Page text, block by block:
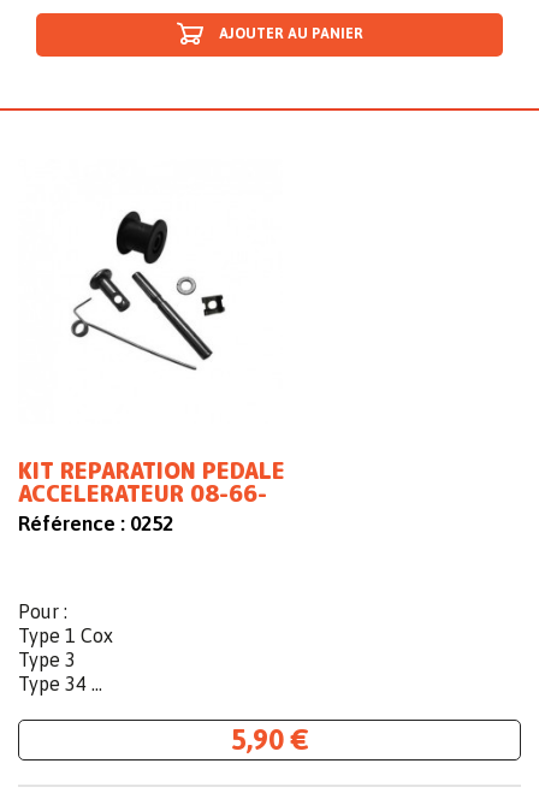
AJOUTER AU PANIER
KIT REPARATION PEDALE
ACCELERATEUR 08-66-
Référence : 0252
Pour :
Type 1 Cox
Type 3
Type 34 ...
5,90 €